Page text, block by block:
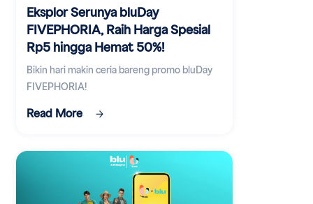
Eksplor Serunya bluDay
FIVEPHORIA, Raih Harga Spesial
Rp5 hingga Hemat 50%!
Bikin hari makin ceria bareng promo bluDay
FIVEPHORIA!
Read More